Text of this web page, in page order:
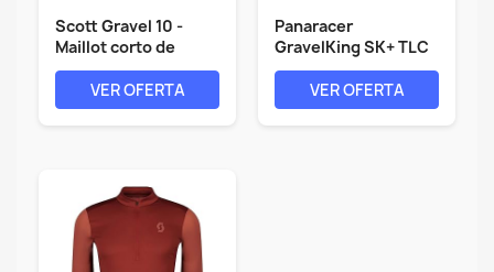
Scott Gravel 10 -
Maillot corto de
ciclismo...
VER OFERTA
Panaracer
GravelKing SK+ TLC
Folding Tyre
VER OFERTA